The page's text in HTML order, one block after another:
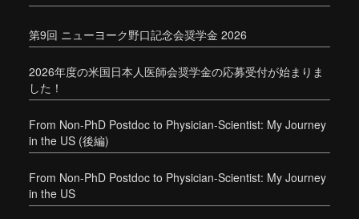
第9回 ニューヨーク野口記念会奨学金 2026
2026年度の米国日本人医師会奨学金の応募受付が始まりま
した！
From Non-PhD Postdoc to Physician-Scientist: My Journey
in the US (後編)
From Non-PhD Postdoc to Physician-Scientist: My Journey
in the US